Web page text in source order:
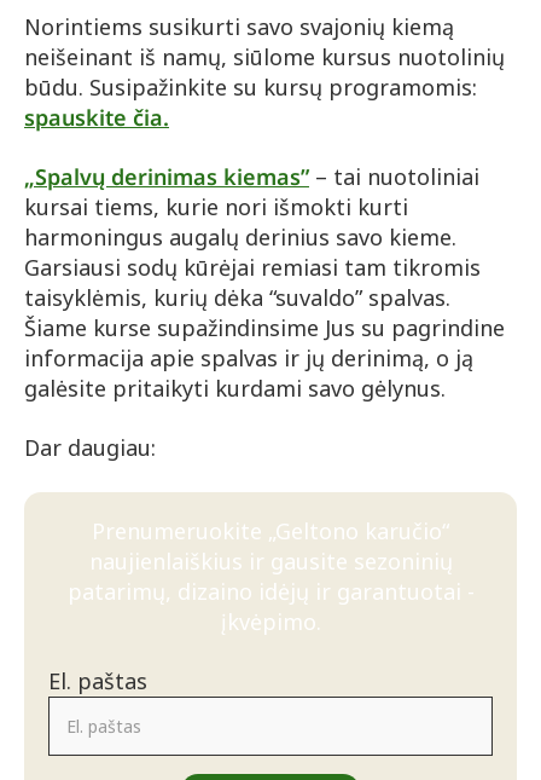
Norintiems susikurti savo svajonių kiemą
neišeinant iš namų, siūlome kursus nuotolinių
būdu. Susipažinkite su kursų programomis:
spauskite čia.
„Spalvų derinimas kiemas” – tai nuotoliniai
kursai tiems, kurie nori išmokti kurti
harmoningus augalų derinius savo kieme.
Garsiausi sodų kūrėjai remiasi tam tikromis
taisyklėmis, kurių dėka “suvaldo” spalvas.
Šiame kurse supažindinsime Jus su pagrindine
informacija apie spalvas ir jų derinimą, o ją
galėsite pritaikyti kurdami savo gėlynus.
Dar daugiau:
Prenumeruokite „Geltono karučio“
naujienlaiškius ir gausite sezoninių
patarimų, dizaino idėjų ir garantuotai -
įkvėpimo.
El. paštas